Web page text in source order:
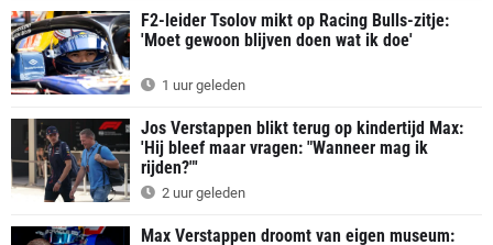
F2-leider Tsolov mikt op Racing Bulls-zitje:
'Moet gewoon blijven doen wat ik doe'
1 uur geleden
Jos Verstappen blikt terug op kindertijd Max:
'Hij bleef maar vragen: "Wanneer mag ik
rijden?"'
2 uur geleden
Max Verstappen droomt van eigen museum: